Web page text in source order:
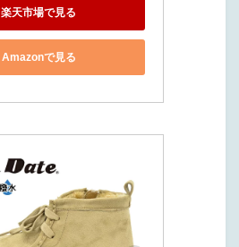
楽天市場で見る
Amazonで見る